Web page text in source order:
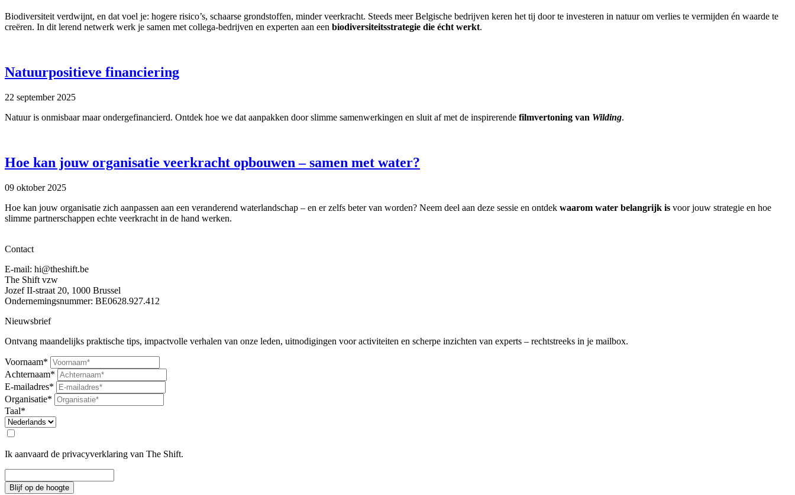
Biodiversiteit verdwijnt, en dat voel je: hogere risico’s, schaarse grondstoffen, minder veerkracht. Steeds meer Belgische bedrijven keren het tij door te investeren in natuur om verlies te vermijden én waarde te
creëren. In dit lerend netwerk werk je samen met collega-bedrijven en experten aan een biodiversiteitsstrategie die écht werkt.
Natuurpositieve financiering
22 september 2025
Natuur is onmisbaar maar ondergefinancierd. Ontdek hoe we dat aanpakken door slimme samenwerkingen en sluit af met de inspirerende filmvertoning van Wilding.
Hoe kan jouw organisatie veerkracht opbouwen – samen met water?
09 oktober 2025
Hoe kan jouw organisatie zich aanpassen aan een veranderend waterlandschap – en er zelfs beter van worden? Neem deel aan deze sessie en ontdek waarom water belangrijk is voor jouw strategie en hoe
slimme partnerschappen echte veerkracht in de hand werken.
Contact
E-mail: hi@theshift.be
The Shift vzw
Jozef II-straat 20, 1000 Brussel
Ondernemingsnummer: BE0628.927.412
Nieuwsbrief
Ontvang maandelijks praktische tips, impactvolle verhalen van onze leden, uitnodigingen voor activiteiten en scherpe inzichten van experts – rechtstreeks in je mailbox.
Voornaam*
Achternaam*
E-mailadres*
Organisatie*
Taal*
Ik aanvaard de privacyverklaring van The Shift.
Blijf op de hoogte